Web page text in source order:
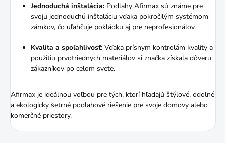
Jednoduchá inštalácia: Podlahy Afirmax sú známe pre
svoju jednoduchú inštaláciu vďaka pokročilým systémom
zámkov, čo uľahčuje pokládku aj pre neprofesionálov.
Kvalita a spoľahlivosť: Vďaka prísnym kontrolám kvality a
použitiu prvotriednych materiálov si značka získala dôveru
zákazníkov po celom svete.
Afirmax je ideálnou voľbou pre tých, ktorí hľadajú štýlové, odolné
a ekologicky šetrné podlahové riešenie pre svoje domovy alebo
komerčné priestory.